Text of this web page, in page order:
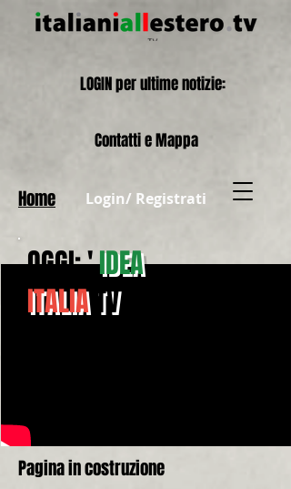
Login/ Registrati
Contatti e Mappa
Home
LOGIN per ultime notizie:
OGGI: 'IDEA
ITALIATV
Pagina in costruzione